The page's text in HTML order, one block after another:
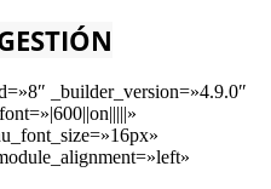
_builder_version=»4.9.0″